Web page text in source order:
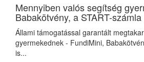
Mennyiben valós segítség
Babakötvény, a START-
Állami támogatással garantált
gyermekednek - FundiMini,
is...